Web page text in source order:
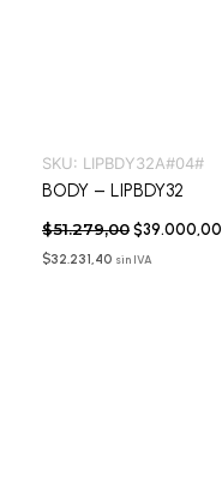
SKU: LIPBDY32A#04#
BODY – LIPBDY32
$51.279,00 $39.000,00
$32.231,40 sin IVA